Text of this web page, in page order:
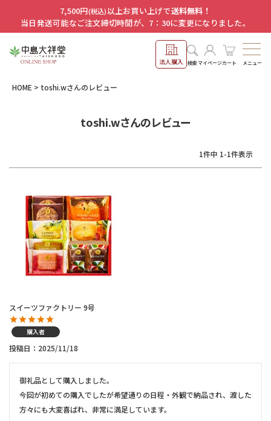
7,500円(税込)以上お買い上げで送料無料！
当日発送可能なご注文締切時間が、7：30に変更になりました。
法人購入 検索マイページカート メニュー
HOME toshi.wさんのレビュー
toshi.wさんのレビュー
1件中 1-1件表示
スイーツファクトリー 9号
購入者
投稿日 2025/11/18
御礼品として購入しました。
今回が初めての購入でしたが希望通りの日程・外観で納品され、渡した
方々にも大変喜ばれ、非常に満足しています。